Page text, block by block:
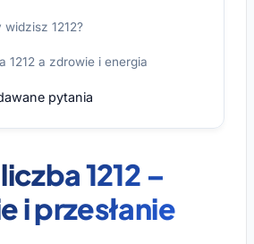
1212?
1212 a zdrowie i energia
pytania
1212 –
i przesłanie